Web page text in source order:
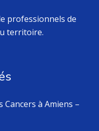
professionnels de
territoire.
Cancers à Amiens –